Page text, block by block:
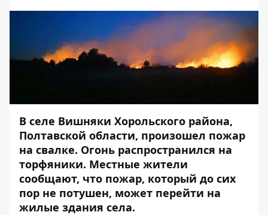
В селе Вишняки Хорольского района,
Полтавской области, произошел пожар
на свалке. Огонь распространился на
торфяники. Местные жители
сообщают, что пожар, который до сих
пор не потушен, может перейти на
жилые здания села.